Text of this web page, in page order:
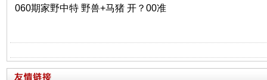
060期家野中特 野兽+马猪 开？00准